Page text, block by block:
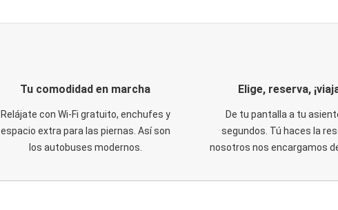
Tu comodidad en marcha
Relájate con Wi-Fi gratuito, enchufes y
espacio extra para las piernas. Así son
los autobuses modernos.
Elige, reserva,
De tu pantalla a tu
segundos. Tú haces la
nosotros nos encargamos